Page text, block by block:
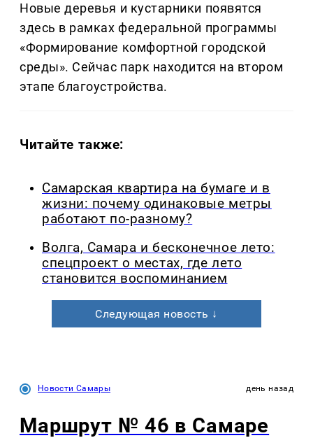
Новые деревья и кустарники появятся
здесь в рамках федеральной программы
«Формирование комфортной городской
среды». Сейчас парк находится на втором
этапе благоустройства.
Читайте также:
Самарская квартира на бумаге и в
жизни: почему одинаковые метры
работают по-разному?
Волга, Самара и бесконечное лето:
спецпроект о местах, где лето
становится воспоминанием
Следующая новость ↓
Новости Самары день назад
Маршрут № 46 в Самаре